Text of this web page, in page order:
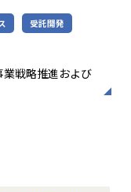
営業担当者が顧
実現するAI支援
受託開発
戦略推進および
大手企業を中心
行・定着化まで一
ント企業の中長